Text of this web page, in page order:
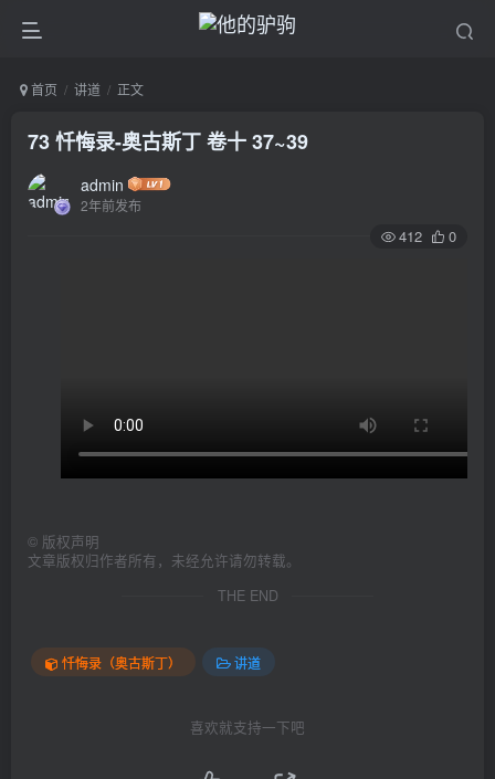
首页 讲道 正文
73 忏悔录-奥古斯丁 卷十 37~39
admin
2年前发布
412 0
© 版权声明
文章版权归作者所有，未经允许请勿转载。
THE END
忏悔录（奥古斯丁） 讲道
喜欢就支持一下吧